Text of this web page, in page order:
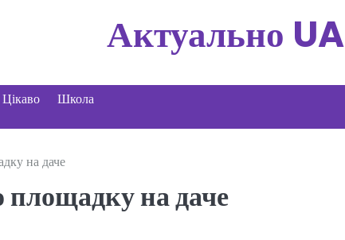
Актуально UA
Цікаво Школа
на даче
площадку на даче